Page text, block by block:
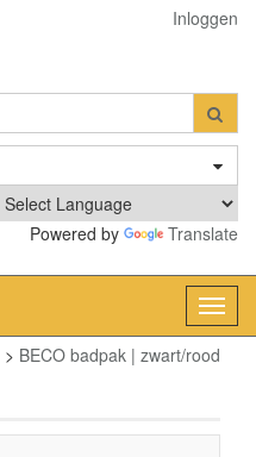
Inloggen
Powered by Translate
> BECO badpak | zwart/rood